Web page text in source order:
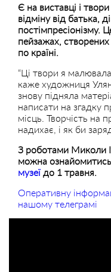
Є на виставці і
відміну від батька,
пейзажах,
по країні.
“Ці твори я
каже художниця
знову підняла
написати на згадку
місць. Творчість на
надихає, і як би
З роботами Миколи
можна
музеїдо 1 травня.
Оперативну
нашому телеграмі